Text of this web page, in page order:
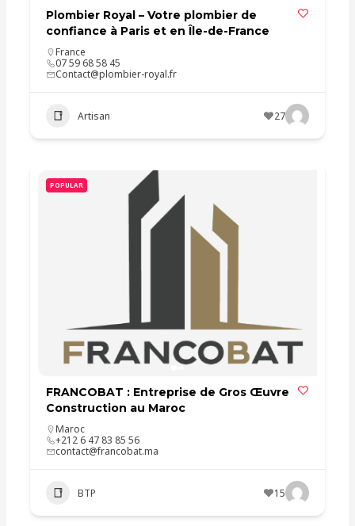
Plombier Royal – Votre plombier de
confiance à Paris et en Île-de-France
France
07 59 68 58 45
Contact@plombier-royal.fr
Artisan 27
POPULAR
FRANCOBAT : Entreprise de Gros Œuvre
Construction au Maroc
Maroc
+212 6 47 83 85 56
contact@francobat.ma
BTP 15